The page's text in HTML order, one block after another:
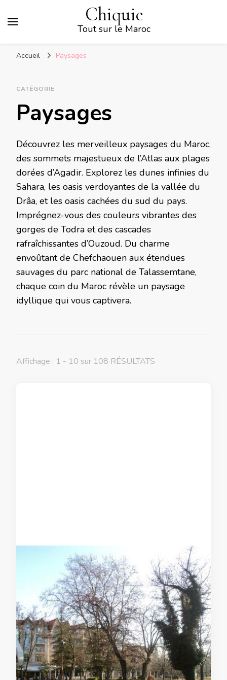
Chiquie
Tout sur le Maroc
Accueil Paysages
CATÉGORIE
Paysages
Découvrez les merveilleux paysages du Maroc,
des sommets majestueux de l’Atlas aux plages
dorées d’Agadir. Explorez les dunes infinies du
Sahara, les oasis verdoyantes de la vallée du
Drâa, et les oasis cachées du sud du pays.
Imprégnez-vous des couleurs vibrantes des
gorges de Todra et des cascades
rafraîchissantes d’Ouzoud. Du charme
envoûtant de Chefchaouen aux étendues
sauvages du parc national de Talassemtane,
chaque coin du Maroc révèle un paysage
idyllique qui vous captivera.
Affichage : 1 - 10 sur 108 RÉSULTATS